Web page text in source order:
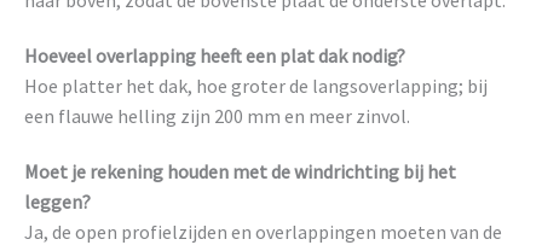
Hoeveel overlapping heeft een plat dak nodig?
Hoe platter het dak, hoe groter de langsoverlapping; bij
een flauwe helling zijn 200 mm en meer zinvol.
Moet je rekening houden met de windrichting bij het
leggen?
Ja, de open profielzijden en overlappingen moeten van de